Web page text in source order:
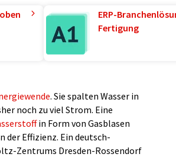
ERP-
Fertigung
. Sie spalten Wasser in
noch zu viel Strom. Eine
in Form von Gasblasen
der Effizienz. Ein deutsch-
Zentrums Dresden-Rossendorf